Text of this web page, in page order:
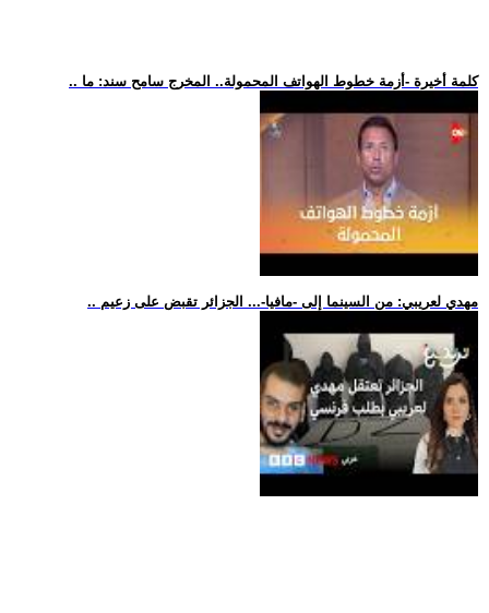
.. كلمة أخيرة -أزمة خطوط الهواتف المحمولة.. المخرج سامح سند: ما
.. مهدي لعريبي: من السينما إلى -مافيا-... الجزائر تقبض على زعيم